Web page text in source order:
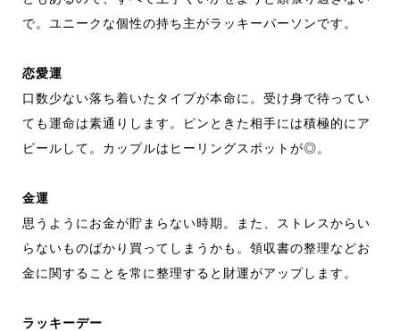
で。ユニークな個性の持ち主がラッキーパーソンです。
恋愛運
口数少ない落ち着いたタイプが本命に。受け身で待ってい
ても運命は素通りします。ピンときた相手には積極的にア
ピールして。カップルはヒーリングスポットが◎。
金運
思うようにお金が貯まらない時期。また、ストレスからい
らないものばかり買ってしまうかも。領収書の整理などお
金に関することを常に整理すると財運がアップします。
ラッキーデー